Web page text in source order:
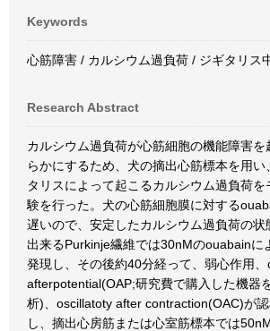
Keywords
心筋障害 / カルシウム過負荷 / ジギタリス
Research Abstract
カルシウム過負荷が心筋細胞の機能障害を
らかにするため、犬の摘出心筋標本を用
タリスによって起こるカルシウム過負荷
験を行った。犬の心筋細胞膜に対する
遅いので、安定したカルシウム過負荷の状
出来るPurkinje繊維では30nMのouabainに
発現し、その後約40分経って、弱心作用
afterpotential(OAP;研究費で購入した機器
析)、oscillatoty after contraction(OAC)が
し、摘出心房筋または心室筋標本では